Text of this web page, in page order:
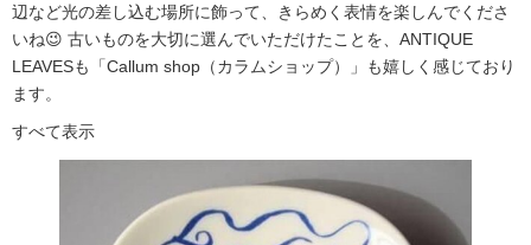
辺など光の差し込む場所に飾って、きらめく表情を楽しんでくださ
いね😉 古いものを大切に選んでいただけたことを、ANTIQUE
LEAVESも「Callum shop（カラムショップ）」も嬉しく感じており
ます。
すべて表示